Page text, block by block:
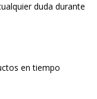
duda durante
en tiempo